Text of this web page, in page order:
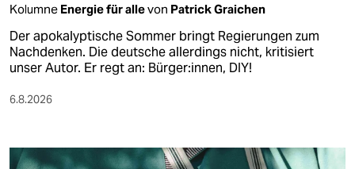
Kolumne Energie für allevon Patrick Graichen
Der apokalyptische Sommer bringt Regierungen zum
Nachdenken. Die deutsche allerdings nicht, kritisiert
unser Autor. Er regt an: Bürger:innen, DIY!
6.8.2026